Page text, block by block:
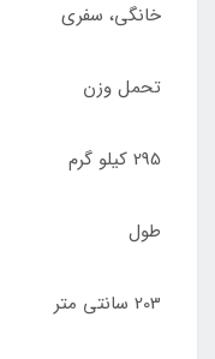
خانگی، سفری
تحمل وزن
295 کیلو گرم
طول
203 سانتی متر